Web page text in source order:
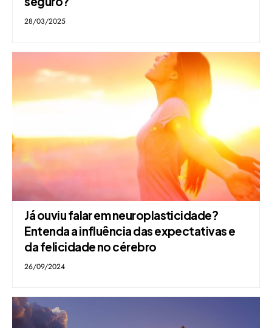
28/03/2025
Já ouviu falar em neuroplasticidade?
Entenda a influência das expectativas e
da felicidade no cérebro
26/09/2024